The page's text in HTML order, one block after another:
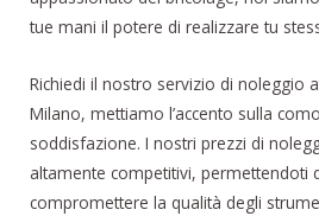
tue mani il potere di realizzare tu
Richiedi il nostro servizio di noleggio
Milano, mettiamo l’accento sulla
soddisfazione. I nostri prezzi di
altamente competitivi, permettendoti
compromettere la qualità degli